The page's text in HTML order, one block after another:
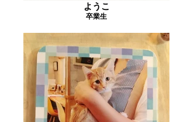
ようこ
卒業生